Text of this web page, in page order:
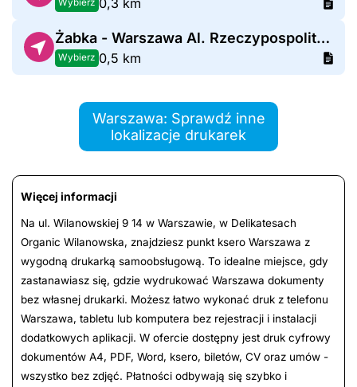
Wybierz
Żabka - Warszawa Al. Rzeczypospolitej 18
Wybierz 0,5 km
Warszawa: Sprawdź inne
lokalizacje drukarek
Więcej informacji
Na ul. Wilanowskiej 9 14 w Warszawie, w Delikatesach
Organic Wilanowska, znajdziesz punkt ksero Warszawa z
wygodną drukarką samoobsługową. To idealne miejsce, gdy
zastanawiasz się, gdzie wydrukować Warszawa dokumenty
bez własnej drukarki. Możesz łatwo wykonać druk z telefonu
Warszawa, tabletu lub komputera bez rejestracji i instalacji
dodatkowych aplikacji. W ofercie dostępny jest druk cyfrowy
dokumentów A4, PDF, Word, ksero, biletów, CV oraz umów -
wszystko bez zdjęć. Płatności odbywają się szybko i